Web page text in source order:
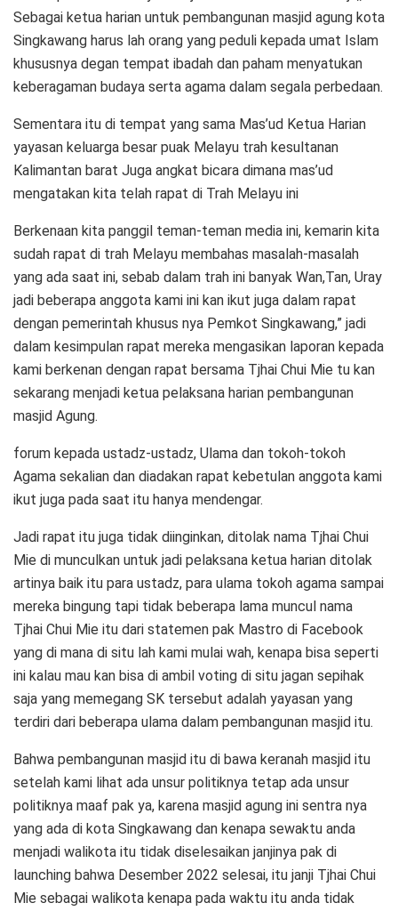
Sebagai ketua harian untuk pembangunan masjid agung kota
Singkawang harus lah orang yang peduli kepada umat Islam
khususnya degan tempat ibadah dan paham menyatukan
keberagaman budaya serta agama dalam segala perbedaan.
Sementara itu di tempat yang sama Mas’ud Ketua Harian
yayasan keluarga besar puak Melayu trah kesultanan
Kalimantan barat Juga angkat bicara dimana mas’ud
mengatakan kita telah rapat di Trah Melayu ini
Berkenaan kita panggil teman-teman media ini, kemarin kita
sudah rapat di trah Melayu membahas masalah-masalah
yang ada saat ini, sebab dalam trah ini banyak Wan,Tan, Uray
jadi beberapa anggota kami ini kan ikut juga dalam rapat
dengan pemerintah khusus nya Pemkot Singkawang,” jadi
dalam kesimpulan rapat mereka mengasikan laporan kepada
kami berkenan dengan rapat bersama Tjhai Chui Mie tu kan
sekarang menjadi ketua pelaksana harian pembangunan
masjid Agung.
forum kepada ustadz-ustadz, Ulama dan tokoh-tokoh
Agama sekalian dan diadakan rapat kebetulan anggota kami
ikut juga pada saat itu hanya mendengar.
Jadi rapat itu juga tidak diinginkan, ditolak nama Tjhai Chui
Mie di munculkan untuk jadi pelaksana ketua harian ditolak
artinya baik itu para ustadz, para ulama tokoh agama sampai
mereka bingung tapi tidak beberapa lama muncul nama
Tjhai Chui Mie itu dari statemen pak Mastro di Facebook
yang di mana di situ lah kami mulai wah, kenapa bisa seperti
ini kalau mau kan bisa di ambil voting di situ jagan sepihak
saja yang memegang SK tersebut adalah yayasan yang
terdiri dari beberapa ulama dalam pembangunan masjid itu.
Bahwa pembangunan masjid itu di bawa keranah masjid itu
setelah kami lihat ada unsur politiknya tetap ada unsur
politiknya maaf pak ya, karena masjid agung ini sentra nya
yang ada di kota Singkawang dan kenapa sewaktu anda
menjadi walikota itu tidak diselesaikan janjinya pak di
launching bahwa Desember 2022 selesai, itu janji Tjhai Chui
Mie sebagai walikota kenapa pada waktu itu anda tidak